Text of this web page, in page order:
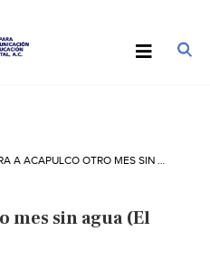
mes sin agua (El